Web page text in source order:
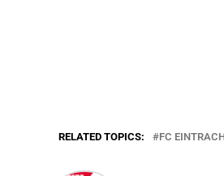
RELATED TOPICS: FC